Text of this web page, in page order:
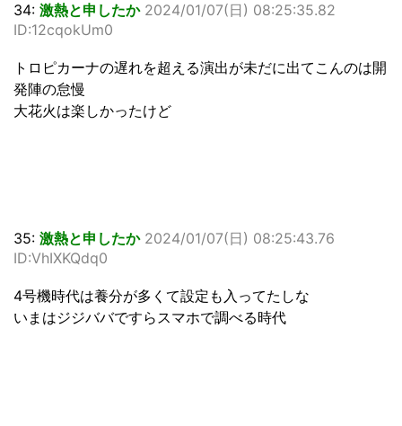
34: 激熱と申したか 2024/01/07(日) 08:25:35.82
ID:12cqokUm0
トロピカーナの遅れを超える演出が未だに出てこんのは開
発陣の怠慢
大花火は楽しかったけど
35: 激熱と申したか 2024/01/07(日) 08:25:43.76
ID:VhIXKQdq0
4号機時代は養分が多くて設定も入ってたしな
いまはジジババですらスマホで調べる時代